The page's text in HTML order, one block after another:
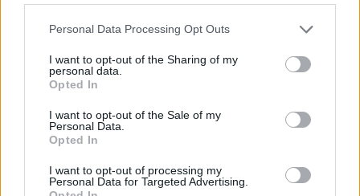
Personal Data Processing Opt Outs
I want to opt-out of the Sharing of my
personal data.
Opted In
I want to opt-out of the Sale of my
Personal Data.
Opted In
I want to opt-out of processing my
Personal Data for Targeted Advertising.
Esim for Global
Esim for USA | Esim for Italy Esim for Spain|
for Turkey|Esim for Germany|Esim for Greece|